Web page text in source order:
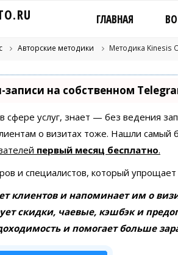
O.RU ГЛАВНАЯ
Авторские методики Методика Kinesis
записи на собственном
сфере услуг, знает — без ведения
о визитах тоже. Нашли
первый месяц бесплатно.
и специалистов, который
клиентов и напоминает им о
скидки, чаевые, кэшбэк и
и помогает больше